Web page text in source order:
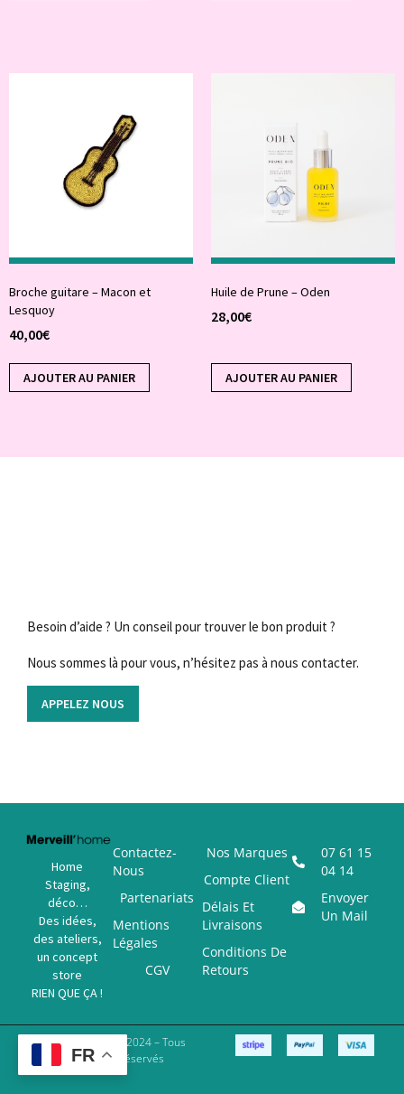
Broche guitare – Macon et
Lesquoy
40,00€
AJOUTER AU PANIER
Huile de Prune – Oden
28,00€
AJOUTER AU PANIER
Besoin d’aide ? Un conseil pour trouver le bon produit ?
Nous sommes là pour vous, n’hésitez pas à nous contacter.
APPELEZ NOUS
Home
Staging,
déco…
Des idées,
des ateliers,
un concept
store
RIEN QUE ÇA !
Contactez-
Nous
Partenariats
Mentions
Légales
CGV
Nos Marques
Compte Client
Délais Et
Livraisons
Conditions De
Retours
07 61 15
04 14
Envoyer
Un Mail
Copyright © 2024 – Tous
Droits Réservés
FR